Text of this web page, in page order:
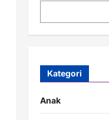
Kategori
Anak